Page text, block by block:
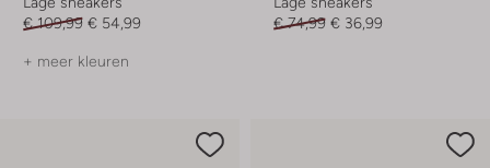
€ 109,99 € 54,99
+ meer kleuren
€ 74,99 € 36,99